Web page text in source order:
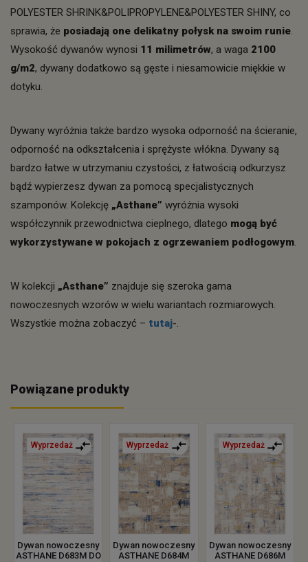
POLYESTER SHRINK&POLIPROPYLENE&POLYESTER SHINY, co
sprawia, że posiadają one delikatny połysk na swoim runie.
Wysokość dywanów wynosi 11 milimetrów, a waga 2100
g/m2, dywany dodatkowo są gęste i niesamowicie miękkie w
dotyku.
Dywany wyróżnia także bardzo wysoka odporność na ścieranie,
odporność na odkształcenia i sprężyste włókna. Dywany są
bardzo łatwe w utrzymaniu czystości, z łatwością odkurzysz
bądź wypierzesz dywan za pomocą specjalistycznych
szamponów. Kolekcję „Asthane” wyróżnia wysoki
współczynnik przewodnictwa cieplnego, dlatego mogą być
wykorzystywane w pokojach z ogrzewaniem podłogowym.
W kolekcji „Asthane” znajduje się szeroka gama
nowoczesnych wzorów w wielu wariantach rozmiarowych.
Wszystkie można zobaczyć – tutaj-.
Powiązane produkty
Wyprzedaż
Dywan nowoczesny
ASTHANE D683M DO
Wyprzedaż
Dywan nowoczesny
ASTHANE D684M
Wyprzedaż
Dywan nowoczesny
ASTHANE D686M